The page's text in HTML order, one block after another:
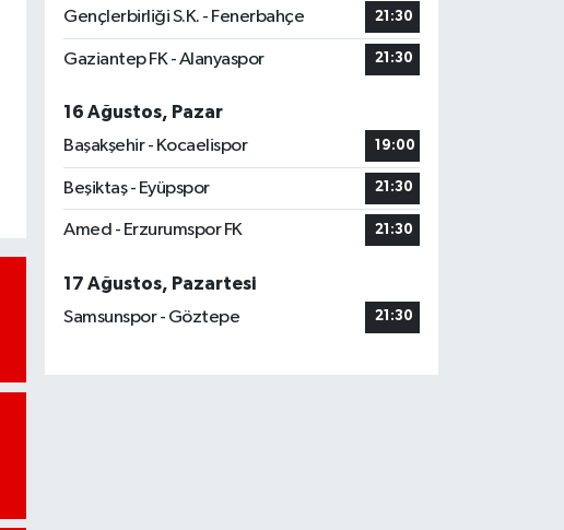
Gençlerbirliği S.K. - Fenerbahçe 21:30
Gaziantep FK - Alanyaspor 21:30
16 Ağustos, Pazar
Başakşehir - Kocaelispor
19:00
Beşiktaş - Eyüpspor 21:30
Amed - Erzurumspor FK 21:30
17 Ağustos, Pazartesi
Samsunspor - Göztepe
21:30